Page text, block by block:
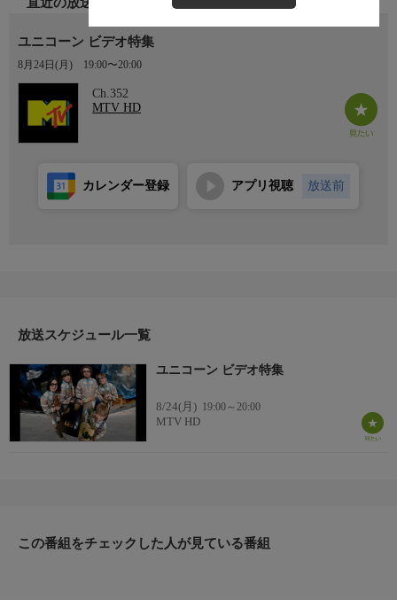
直近の放送
ユニコーン ビデオ特集
8月24日(月) 19:00〜20:00
Ch.352
MTV HD
カレンダー登録 アプリ視聴 放送前
放送スケジュール一覧
ユニコーン ビデオ特集
8/24(月) 19:00～20:00
MTV HD
この番組をチェックした人が見ている番組